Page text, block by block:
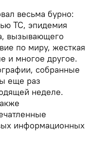
весьма бурно:
TC, эпидемия
вызывающего
по миру, жесткая
и многое другое.
собранные
еще раз
неделе.
информационных